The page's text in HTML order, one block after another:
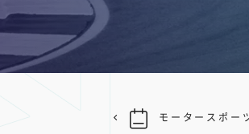
モータースポー